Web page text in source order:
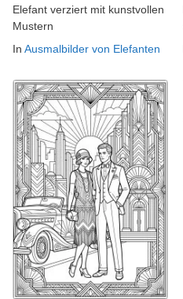
Elefant verziert mit kunstvollen
Mustern
In Ausmalbilder von Elefanten